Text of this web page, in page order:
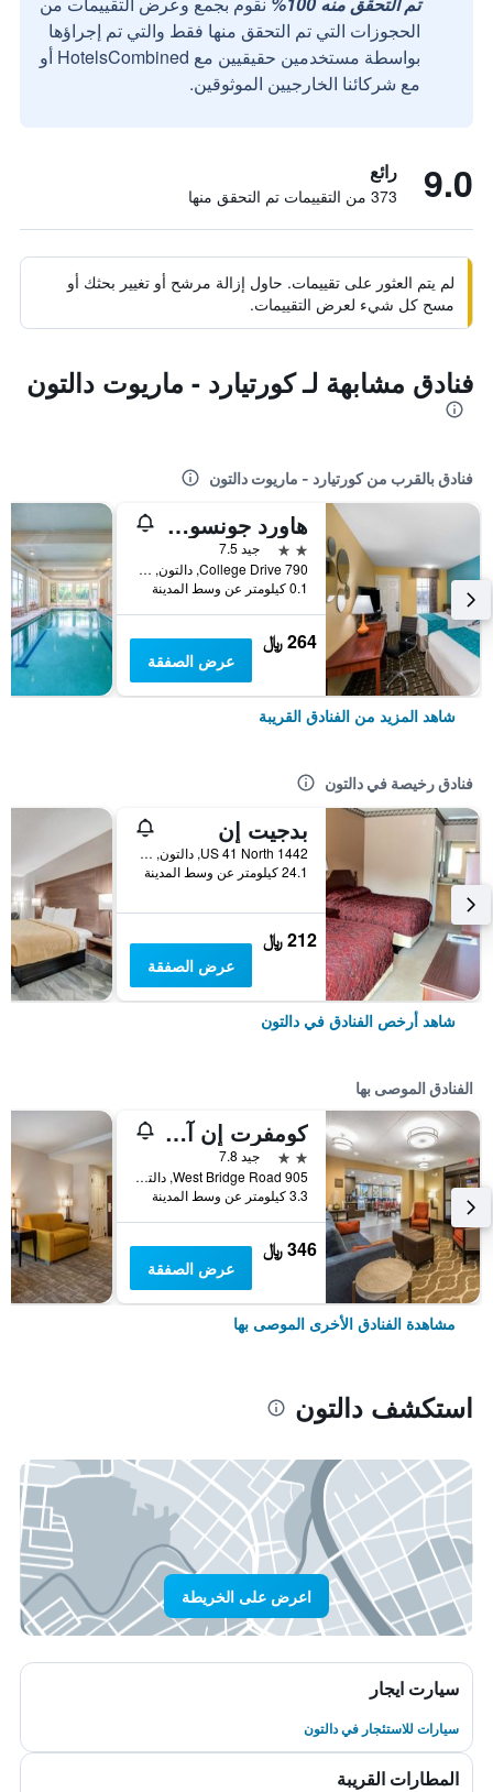
الحجوزات التي تم التحقق منها فقط والتي تم إجراؤها
بواسطة مستخدمين حقيقيين مع HotelsCombined أو
مع شركائنا الخارجيين الموثوقين.
9.0 رائع
373 من التقييمات تم التحقق منها
لم يتم العثور على تقييمات. حاول إزالة مرشح أو تغيير بحثك أو
مسح كل شيء لعرض التقييمات.
فنادق مشابهة لـ كورتيارد - ماريوت دالتون
فنادق بالقرب من كورتيارد - ماريوت دالتون
هاورد جونسون باي ويندام دالتون
2 نجمتين
جيد 7.5
790 College Drive, دالتون, GA, الولايات المتحدة الأميريكية
0.1 كيلومتر عن وسط المدينة
264 ﷼
عرض الصفقة
شاهد المزيد من الفنادق القريبة
فنادق رخيصة في دالتون
بدجيت إن
1442 US 41 North, دالتون, GA, الولايات المتحدة الأميريكية
24.1 كيلومتر عن وسط المدينة
212 ﷼
عرض الصفقة
شاهد أرخص الفنادق في دالتون
الفنادق الموصى بها
كومفرت إن آند سويتس دالتون ويست
2 نجمتين
جيد 7.8
905 West Bridge Road, دالتون, GA, الولايات المتحدة الأميريكية
3.3 كيلومتر عن وسط المدينة
346 ﷼
عرض الصفقة
مشاهدة الفنادق الأخرى الموصى بها
استكشف دالتون
اعرض على الخريطة
سيارت ايجار
سيارات للاستئجار في دالتون
المطارات القريبة